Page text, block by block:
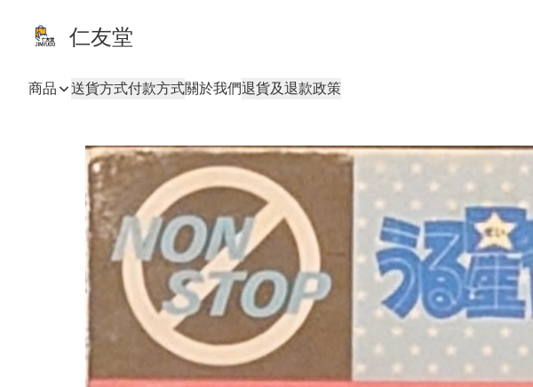
仁友堂
商品 送貨方式付款方式關於我們退貨及退款政策